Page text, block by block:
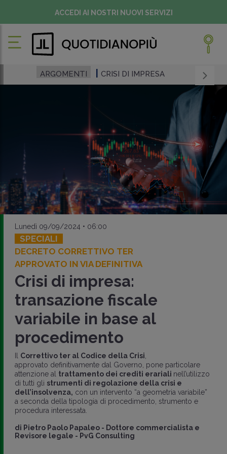
ACCEDI AI NOSTRI NUOVI SERVIZI
ARGOMENTI CRISI DI IMPRESA
Lunedì 09/09/2024 • 06:00
SPECIALI
DECRETO CORRETTIVO TER
APPROVATO IN VIA DEFINITIVA
Crisi di impresa:
transazione fiscale
variabile in base al
procedimento
Correttivo ter al Codice della Crisi
approvato definitivamente dal Governo, pone particolare
attenzione al trattamento dei crediti erariali nell’utilizzo
di tutti gli strumenti di regolazione della crisi e
dell’insolvenza, con un intervento “a geometria variabile”
a seconda della tipologia di procedimento, strumento e
procedura interessata.
di Pietro Paolo Papaleo - Dottore commercialista e
Revisore legale - PvG Consulting